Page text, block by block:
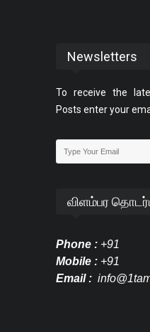
Newsletters
To receive the
Posts enter your
விளம்பர
Phone : +91
Mobile : +91
Email :